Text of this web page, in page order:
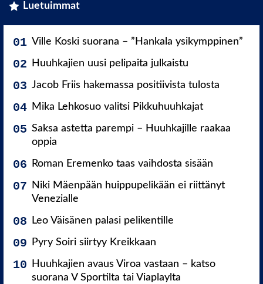
Luetuimmat
Ville Koski suorana – ”Hankala ysikymppinen”
Huuhkajien uusi pelipaita julkaistu
Jacob Friis hakemassa positiivista tulosta
Mika Lehkosuo valitsi Pikkuhuuhkajat
Saksa astetta parempi – Huuhkajille raakaa
oppia
Roman Eremenko taas vaihdosta sisään
Niki Mäenpään huippupelikään ei riittänyt
Venezialle
Leo Väisänen palasi pelikentille
Pyry Soiri siirtyy Kreikkaan
Huuhkajien avaus Viroa vastaan – katso
suorana V Sportilta tai Viaplaylta